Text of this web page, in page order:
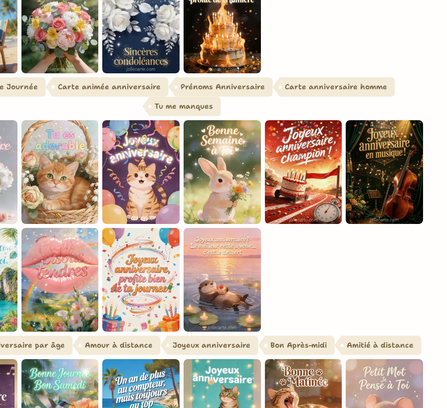
Journée Carte animée anniversaire Prénoms Anniversaire
Carte anniversaire homme
Tu me manques
par âge Amour à distance Joyeux anniversaire Bon Après-midi Amitié à distance